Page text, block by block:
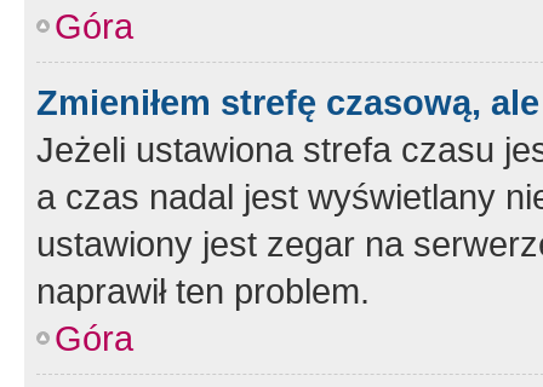
Góra
Zmieniłem strefę czasową,
Jeżeli ustawiona strefa czasu
a czas nadal jest wyświetlany
ustawiony jest zegar na
naprawił ten problem.
Góra